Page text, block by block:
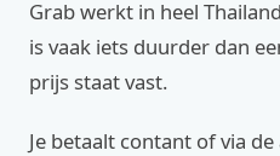
Grab werkt in heel
is vaak iets duurder dan
prijs staat vast.
Je betaalt contant of via de